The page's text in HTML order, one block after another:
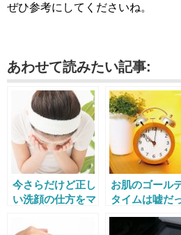
ぜひ参考にしてくださいね。
あわせて読みたい記事:
今さらだけど正し
い洗顔の仕方をマ
お肌のゴール
タイムは嘘だ